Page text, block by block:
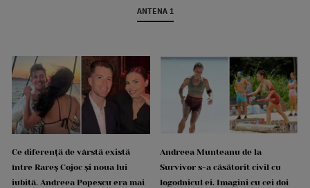
ANTENA 1
Ce diferență de vârstă există
între Rareș Cojoc și noua lui
iubită. Andreea Popescu era mai
Andreea Munteanu de la
Survivor s-a căsătorit civil cu
logodnicul ei. Imagini cu cei doi